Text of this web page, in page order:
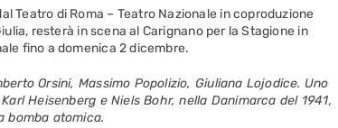
Teatro di Roma – Teatro Nazionale in coproduzione
resterà in scena al Carignano per la Stagione in
fino a domenica 2 dicembre.
Orsini, Massimo Popolizio, Giuliana Lojodice. Uno
Heisenberg e Niels Bohr, nella Danimarca del 1941,
bomba atomica.